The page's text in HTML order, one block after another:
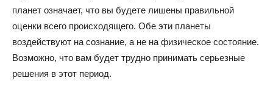
планет означает, что вы будете лишены правильной
оценки всего происходящего. Обе эти планеты
воздействуют на сознание, а не на физическое состояние.
Возможно, что вам будет трудно принимать серьезные
решения в этот период.